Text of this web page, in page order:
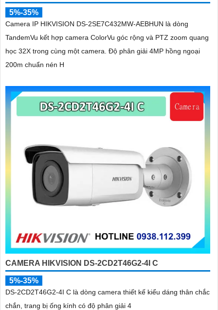
5%-35%
Camera IP HIKVISION DS-2SE7C432MW-AEBHUN là dòng
TandemVu kết hợp camera ColorVu góc rộng và PTZ zoom quang
học 32X trong cùng một camera. Độ phân giải 4MP hồng ngoại
200m chuẩn nén H
CAMERA HIKVISION DS-2CD2T46G2-4I C
5%-35%
DS-2CD2T46G2-4I C là dòng camera thiết kế kiểu dáng thân chắc
chắn, trang bị ống kính có độ phân giải 4